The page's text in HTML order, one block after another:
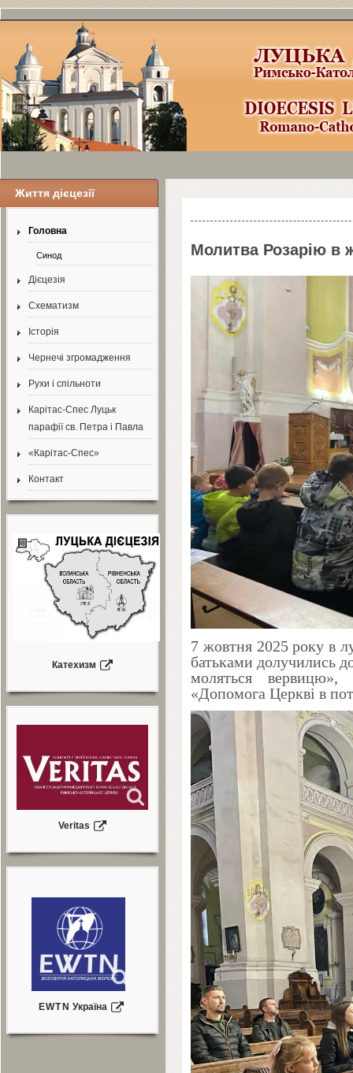
Життя дієцезії
Головна
Синод
Дієцезія
Схематизм
Історія
Чернечі згромадження
Рухи і спільноти
Карітас-Спес Луцьк
парафії св. Петра і Павла
«Карітас-Спес»
Контакт
Катехизм
Veritas
EWTN Україна
Молитва Розарію в
7жовтня 2025року в
батьками долучились
моляться
«Допомога Церкві в